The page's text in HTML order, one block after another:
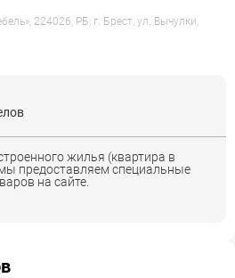
224026, РБ, г. Брест, ул. Вычулки,
жилья (квартира в
предоставляем специальные
на сайте.